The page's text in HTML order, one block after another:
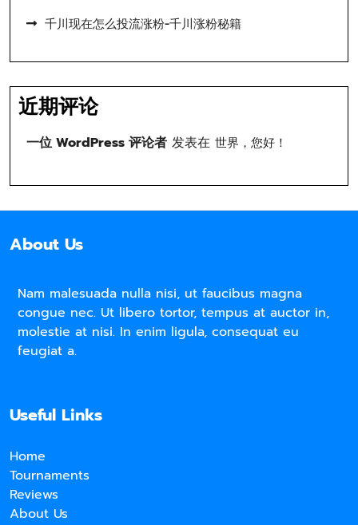
千川现在怎么投流涨粉-千川涨粉秘籍
近期评论
一位 WordPress 评论者 发表在 世界，您好！
About Us
Nam malesuada nulla nisi, ut faucibus magna
congue nec. Ut libero tortor, tempus at auctor in,
molestie at nisi. In enim ligula, consequat eu
feugiat a.
Useful Links
Home
Tournaments
Reviews
About Us